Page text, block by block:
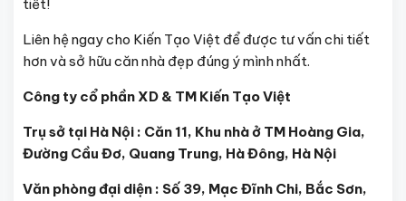
tiết!
Liên hệ ngay cho Kiến Tạo Việt để được tư vấn chi tiết
hơn và sở hữu căn nhà đẹp đúng ý mình nhất.
Công ty cổ phần XD & TM Kiến Tạo Việt
Trụ sở tại Hà Nội : Căn 11, Khu nhà ở TM Hoàng Gia,
Đường Cầu Đơ, Quang Trung, Hà Đông, Hà Nội
Văn phòng đại diện : Số 39, Mạc Đĩnh Chi, Bắc Sơn,